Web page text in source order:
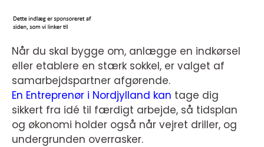
Når du skal bygge om, anlægge en indkørsel
eller etablere en stærk sokkel, er valget af
samarbejdspartner afgørende.
En Entreprenør i Nordjylland kan tage dig
sikkert fra idé til færdigt arbejde, så tidsplan
og økonomi holder også når vejret driller, og
undergrunden overrasker.